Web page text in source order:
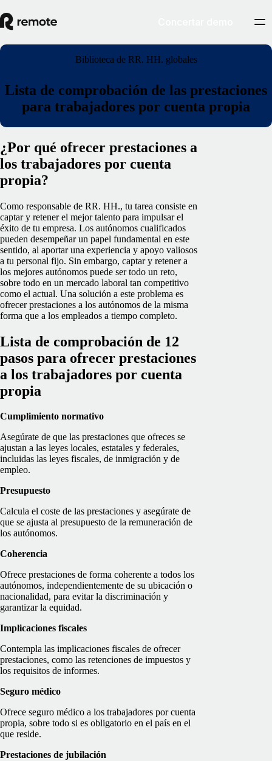
Biblioteca de RR. HH. globales
Lista de comprobación de las prestaciones
para trabajadores por cuenta propia
¿Por qué ofrecer prestaciones a
los trabajadores por cuenta
propia?
Como responsable de RR. HH., tu tarea consiste en
captar y retener el mejor talento para impulsar el
éxito de tu empresa. Los autónomos cualificados
pueden desempeñar un papel fundamental en este
sentido, al aportar una experiencia y apoyo valiosos
a tu personal fijo. Sin embargo, captar y retener a
los mejores autónomos puede ser todo un reto,
sobre todo en un mercado laboral tan competitivo
como el actual. Una solución a este problema es
ofrecer prestaciones a los autónomos de la misma
forma que a los empleados a tiempo completo.
Lista de comprobación de 12
pasos para ofrecer prestaciones
a los trabajadores por cuenta
propia
Cumplimiento normativo
Asegúrate de que las prestaciones que ofreces se
ajustan a las leyes locales, estatales y federales,
incluidas las leyes fiscales, de inmigración y de
empleo.
Presupuesto
Calcula el coste de las prestaciones y asegúrate de
que se ajusta al presupuesto de la remuneración de
los autónomos.
Coherencia
Ofrece prestaciones de forma coherente a todos los
autónomos, independientemente de su ubicación o
nacionalidad, para evitar la discriminación y
garantizar la equidad.
Implicaciones fiscales
Contempla las implicaciones fiscales de ofrecer
prestaciones, como las retenciones de impuestos y
los requisitos de informes.
Seguro médico
Ofrece seguro médico a los trabajadores por cuenta
propia, sobre todo si es obligatorio en el país en el
que reside.
Prestaciones de jubilación